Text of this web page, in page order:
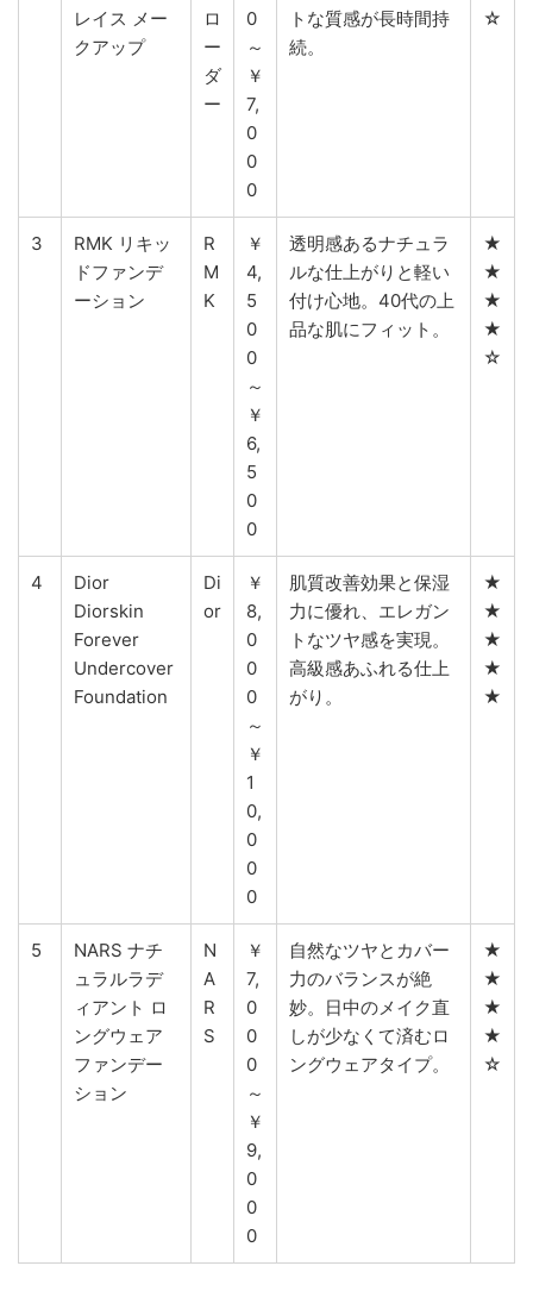
レイス メー
クアップ
ロ
ー
ダ
ー
0
～
￥
7,
0
0
0
トな質感が長時間持
続。
☆
3
RMK リキッ
ドファンデ
ーション
R
M
K
￥
4,
5
0
0
～
￥
6,
5
0
0
透明感あるナチュラ
ルな仕上がりと軽い
付け心地。40代の上
品な肌にフィット。
★
★
★
★
☆
4
Dior
Diorskin
Forever
Undercover
Foundation
Di
or
￥
8,
0
0
0
～
￥
1
0,
0
0
0
肌質改善効果と保湿
力に優れ、エレガン
トなツヤ感を実現。
高級感あふれる仕上
がり。
★
★
★
★
★
5
NARS ナチ
ュラルラデ
ィアント ロ
ングウェア
ファンデー
ション
N
A
R
S
￥
7,
0
0
0
～
￥
9,
0
0
0
自然なツヤとカバー
力のバランスが絶
妙。日中のメイク直
しが少なくて済むロ
ングウェアタイプ。
★
★
★
★
☆